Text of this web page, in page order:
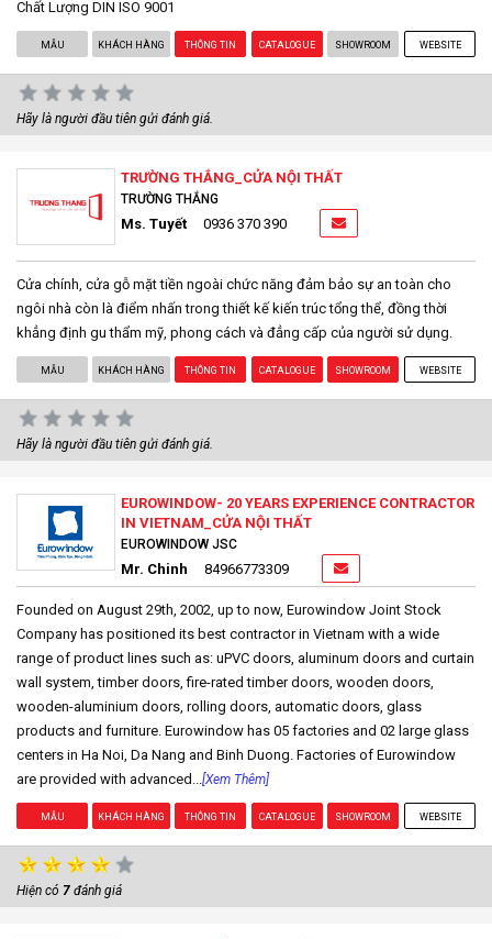
Chất Lượng DIN ISO 9001
MẪU KHÁCH HÀNG THÔNG TIN CATALOGUE SHOWROOM WEBSITE
Hãy là người đầu tiên gửi đánh giá.
TRƯỜNG THẮNG_CỬA NỘI THẤT
TRƯỜNG THẮNG
Ms. Tuyết 0936 370 390
Cửa chính, cửa gỗ mặt tiền ngoài chức năng đảm bảo sự an toàn cho
ngôi nhà còn là điểm nhấn trong thiết kế kiến trúc tổng thể, đồng thời
khẳng định gu thẩm mỹ, phong cách và đẳng cấp của người sử dụng.
MẪU KHÁCH HÀNG THÔNG TIN CATALOGUE SHOWROOM WEBSITE
Hãy là người đầu tiên gửi đánh giá.
EUROWINDOW- 20 YEARS EXPERIENCE CONTRACTOR
IN VIETNAM_CỬA NỘI THẤT
EUROWINDOW JSC
Mr. Chinh 84966773309
Founded on August 29th, 2002, up to now, Eurowindow Joint Stock
Company has positioned its best contractor in Vietnam with a wide
range of product lines such as: uPVC doors, aluminum doors and curtain
wall system, timber doors, fire-rated timber doors, wooden doors,
wooden-aluminium doors, rolling doors, automatic doors, glass
products and furniture. Eurowindow has 05 factories and 02 large glass
centers in Ha Noi, Da Nang and Binh Duong. Factories of Eurowindow
are provided with advanced... [Xem Thêm]
MẪU KHÁCH HÀNG THÔNG TIN CATALOGUE SHOWROOM WEBSITE
Hiện có 7 đánh giá